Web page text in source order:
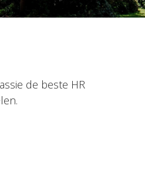
de beste HR